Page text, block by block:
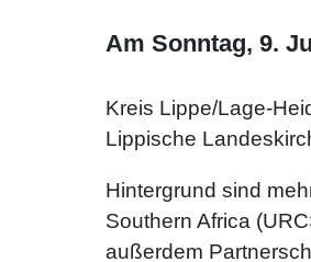
Am Sonntag, 9.
Kreis Lippe/Lage-
Lippische
Hintergrund sind
Southern Africa
außerdem